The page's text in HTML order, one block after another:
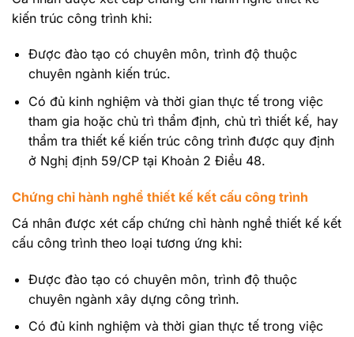
kiến trúc công trình khi:
Được đào tạo có chuyên môn, trình độ thuộc
chuyên ngành kiến trúc.
Có đủ kinh nghiệm và thời gian thực tế trong việc
tham gia hoặc chủ trì thẩm định, chủ trì thiết kế, hay
thẩm tra thiết kế kiến trúc công trình được quy định
ở Nghị định 59/CP tại Khoản 2 Điều 48.
Chứng chỉ hành nghề thiết kế kết cấu công trình
Cá nhân được xét cấp chứng chỉ hành nghề thiết kế kết
cấu công trình theo loại tương ứng khi:
Được đào tạo có chuyên môn, trình độ thuộc
chuyên ngành xây dựng công trình.
Có đủ kinh nghiệm và thời gian thực tế trong việc